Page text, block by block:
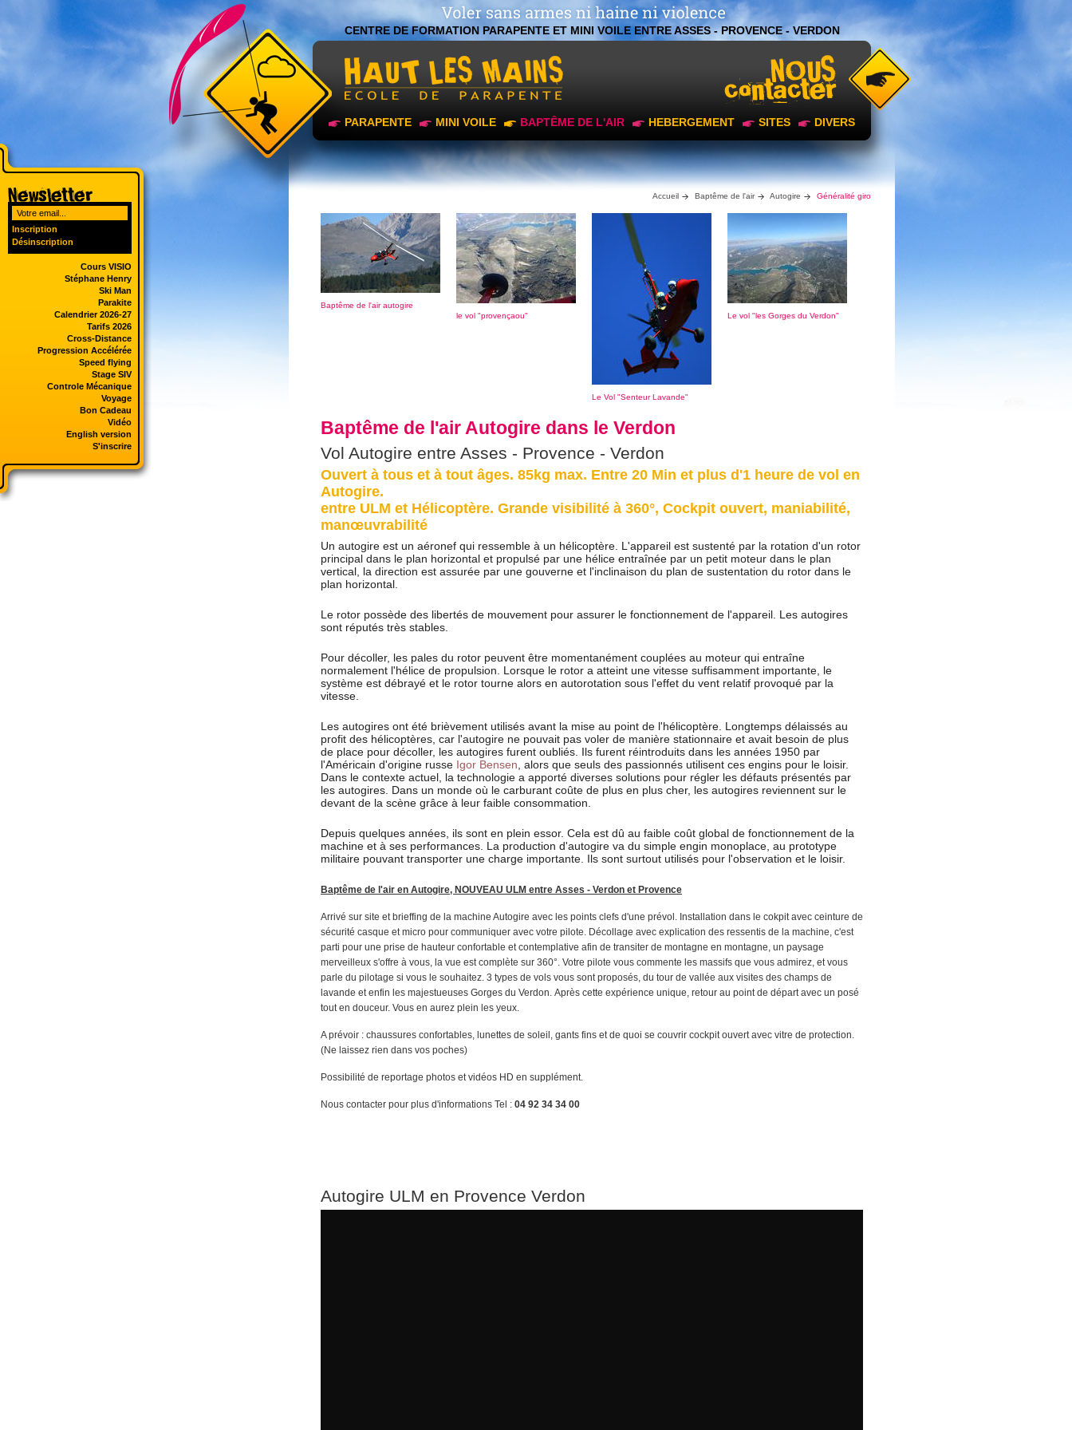
Inscription
Désinscription
Cours VISIO
Stéphane Henry
Ski Man
Parakite
Calendrier 2026-27
Tarifs 2026
Cross-Distance
Progression Accélérée
Speed flying
Stage SIV
Controle Mécanique
Voyage
Bon Cadeau
Vidéo
English version
S'inscrire
CENTRE DE FORMATION PARAPENTE ET MINI VOILE ENTRE ASSES - PROVENCE - VERDON
PARAPENTE MINI VOILE BAPTÊME DE L'AIR HEBERGEMENT SITES DIVERS
Accueil Baptême de l'air Autogire Généralité giro
Baptême de l'air autogire
le vol "provençaou"
Le Vol "Senteur Lavande"
Le vol "les Gorges du Verdon"
Baptême de l'air Autogire dans le Verdon
Vol Autogire entre Asses - Provence - Verdon
Ouvert à tous et à tout âges. 85kg max. Entre 20 Min et plus d'1 heure de vol en
Autogire.
entre ULM et Hélicoptère. Grande visibilité à 360°, Cockpit ouvert, maniabilité,
manœuvrabilité
Un autogire est un aéronef qui ressemble à un hélicoptère. L'appareil est sustenté par la rotation d'un rotor
principal dans le plan horizontal et propulsé par une hélice entraînée par un petit moteur dans le plan
vertical, la direction est assurée par une gouverne et l'inclinaison du plan de sustentation du rotor dans le
plan horizontal.
Le rotor possède des libertés de mouvement pour assurer le fonctionnement de l'appareil. Les autogires
sont réputés très stables.
Pour décoller, les pales du rotor peuvent être momentanément couplées au moteur qui entraîne
normalement l'hélice de propulsion. Lorsque le rotor a atteint une vitesse suffisamment importante, le
système est débrayé et le rotor tourne alors en autorotation sous l'effet du vent relatif provoqué par la
vitesse.
Les autogires ont été brièvement utilisés avant la mise au point de l'hélicoptère. Longtemps délaissés au
profit des hélicoptères, car l'autogire ne pouvait pas voler de manière stationnaire et avait besoin de plus
de place pour décoller, les autogires furent oubliés. Ils furent réintroduits dans les années 1950 par
l'Américain d'origine russe Igor Bensen , alors que seuls des passionnés utilisent ces engins pour le loisir.
Dans le contexte actuel, la technologie a apporté diverses solutions pour régler les défauts présentés par
les autogires. Dans un monde où le carburant coûte de plus en plus cher, les autogires reviennent sur le
devant de la scène grâce à leur faible consommation.
Depuis quelques années, ils sont en plein essor. Cela est dû au faible coût global de fonctionnement de la
machine et à ses performances. La production d'autogire va du simple engin monoplace, au prototype
militaire pouvant transporter une charge importante. Ils sont surtout utilisés pour l'observation et le loisir.
Baptême de l'air en Autogire, NOUVEAU ULM entre Asses - Verdon et Provence
Arrivé sur site et brieffing de la machine Autogire avec les points clefs d'une prévol. Installation dans le cokpit avec ceinture de
sécurité casque et micro pour communiquer avec votre pilote. Décollage avec explication des ressentis de la machine, c'est
parti pour une prise de hauteur confortable et contemplative afin de transiter de montagne en montagne, un paysage
merveilleux s'offre à vous, la vue est complète sur 360°. Votre pilote vous commente les massifs que vous admirez, et vous
parle du pilotage si vous le souhaitez. 3 types de vols vous sont proposés, du tour de vallée aux visites des champs de
lavande et enfin les majestueuses Gorges du Verdon. Après cette expérience unique, retour au point de départ avec un posé
tout en douceur. Vous en aurez plein les yeux.
A prévoir : chaussures confortables, lunettes de soleil, gants fins et de quoi se couvrir cockpit ouvert avec vitre de protection.
(Ne laissez rien dans vos poches)
Possibilité de reportage photos et vidéos HD en supplément.
Nous contacter pour plus d'informations Tel : 04 92 34 34 00
Autogire ULM en Provence Verdon